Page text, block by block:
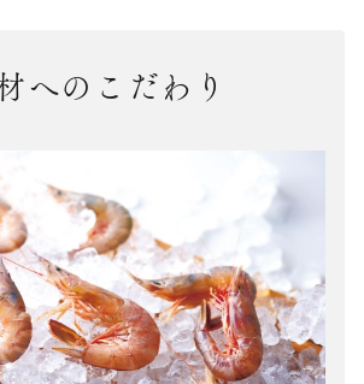
へのこだわり